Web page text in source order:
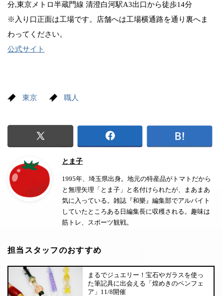
分,​東京メトロ半蔵門線 清澄白河駅A3出口から徒歩14分
※入り口正面は工場です。店舗へは工場横通路を通り裏へま
わってください。
公式サイト
東京 職人
とま子
1995年、埼玉県出身。地元の特産品がトマトだから
と無理矢理「とま子」と名付けられたが、まあまあ
気に入っている。雑誌『和樂』編集部でアルバイト
していたところある日編集長に収穫される。趣味は
筋トレ、スポーツ観戦。
担当スタッフのおすすめ
まるでジュエリー！宝石やガラスを使っ
た筆記具に出会える「煌めきのペンフェ
ア」11/8開催